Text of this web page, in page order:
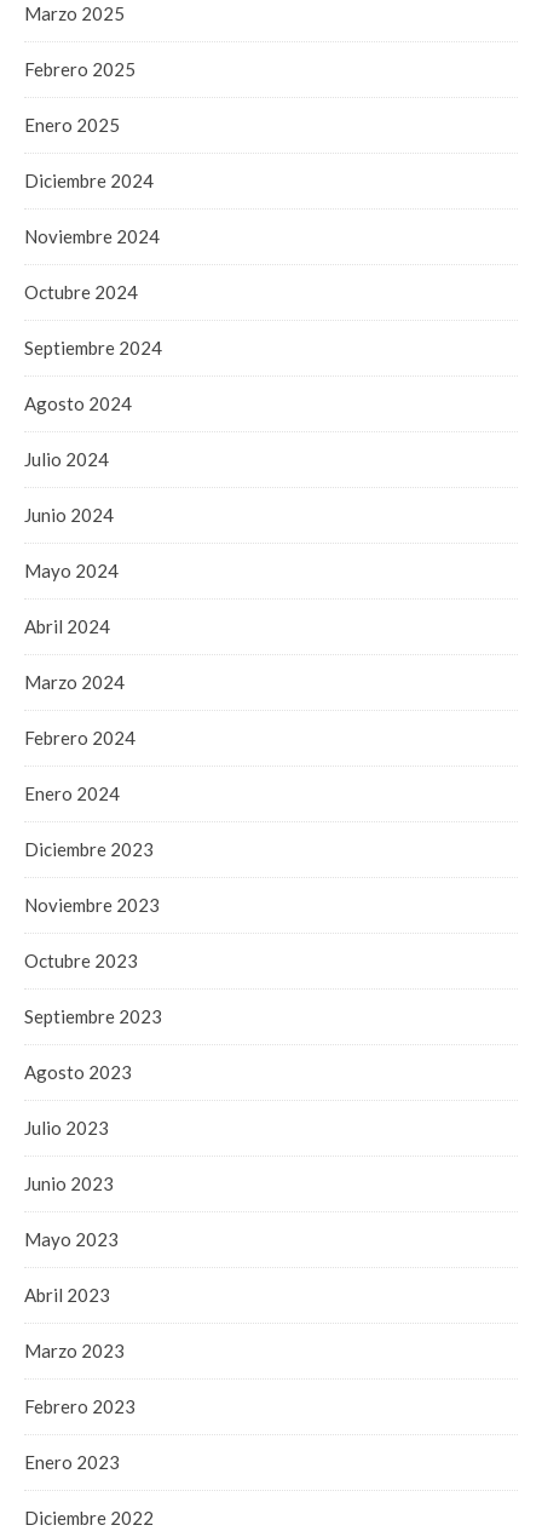
Marzo 2025
Febrero 2025
Enero 2025
Diciembre 2024
Noviembre 2024
Octubre 2024
Septiembre 2024
Agosto 2024
Julio 2024
Junio 2024
Mayo 2024
Abril 2024
Marzo 2024
Febrero 2024
Enero 2024
Diciembre 2023
Noviembre 2023
Octubre 2023
Septiembre 2023
Agosto 2023
Julio 2023
Junio 2023
Mayo 2023
Abril 2023
Marzo 2023
Febrero 2023
Enero 2023
Diciembre 2022